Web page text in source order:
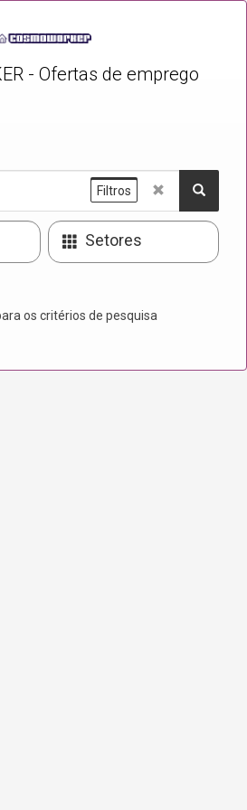
- Ofertas de emprego
Setores
Filtros
os critérios de pesquisa